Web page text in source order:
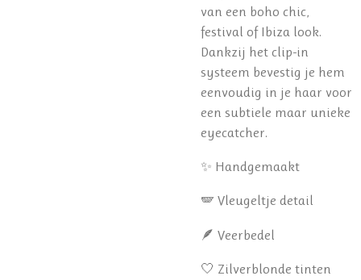
van een boho chic,
festival of Ibiza look.
Dankzij het clip-in
systeem bevestig je hem
eenvoudig in je haar voor
een subtiele maar unieke
eyecatcher.
✨ Handgemaakt
🪽 Vleugeltje detail
🪶 Veerbedel
🤍 Zilverblonde tinten